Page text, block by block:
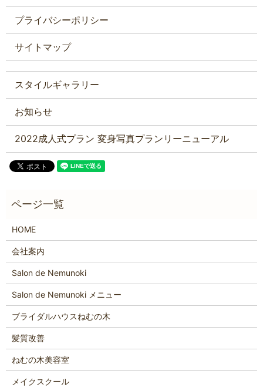
プライバシーポリシー
サイトマップ
スタイルギャラリー
お知らせ
2022成人式プラン 変身写真プランリーニューアル
HOME
会社案内
Salon de Nemunoki
Salon de Nemunoki メニュー
ブライダルハウスねむの木
髪質改善
ねむの木美容室
メイクスクール